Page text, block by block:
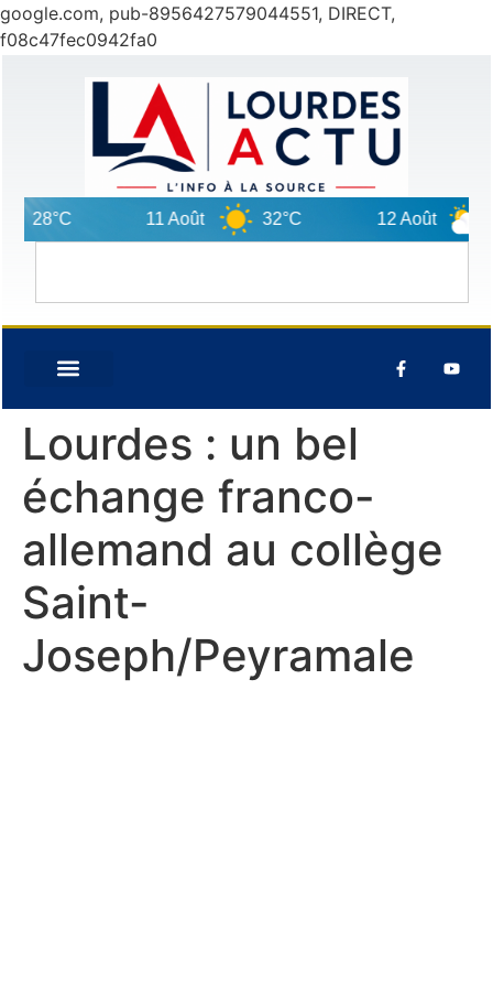
google.com, pub-8956427579044551, DIRECT,
f08c47fec0942fa0
11 Août 32°C 12 Août 29°C
Lourdes : un bel
échange franco-
allemand au collège
Saint-
Joseph/Peyramale